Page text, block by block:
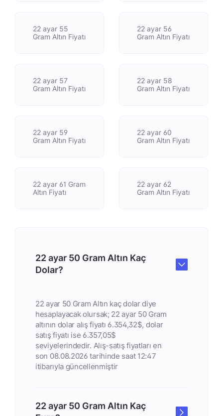
22 ayar 55
Gram Altın Fiyatı
22 ayar 56
Gram Altın Fiyatı
22 ayar 57
Gram Altın Fiyatı
22 ayar 58
Gram Altın Fiyatı
22 ayar 59
Gram Altın Fiyatı
22 ayar 60
Gram Altın Fiyatı
22 ayar 61 Gram
Altın Fiyatı
22 ayar 62
Gram Altın Fiyatı
22 ayar 50 Gram Altın Kaç
Dolar?
22 ayar 50 Gram Altın kaç dolar diye
hesaplayacak olursak; 22 ayar 50 Gram
altının dolar alış fiyatı 6.354,32$, dolar
satış fiyatı ise 6.357,05$
seviyelerindedir. Alış-satış fiyatları en
son 08.08.2026 tarihinde saat 12:47
itibarıyla güncellenmiştir
22 ayar 50 Gram Altın Kaç